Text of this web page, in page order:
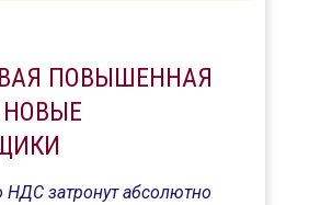
ПОВЫШЕННАЯ
НОВЫЕ
затронут абсолютно